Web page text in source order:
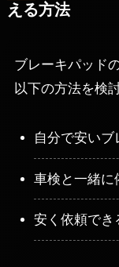
える方法
ブレーキパッド
以下の方法を検
自分で安い
車検と一緒に
安く依頼でき